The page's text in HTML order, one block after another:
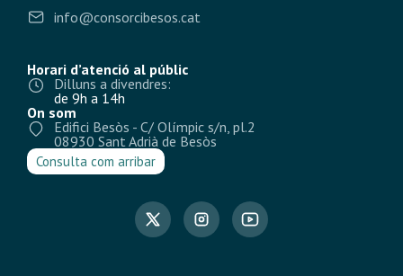
info@consorcibesos.cat
Horari d’atenció al públic
Dilluns a divendres:
de 9h a 14h
On som
Edifici Besòs - C/ Olímpic s/n, pl.2
08930 Sant Adrià de Besòs
Consulta com arribar